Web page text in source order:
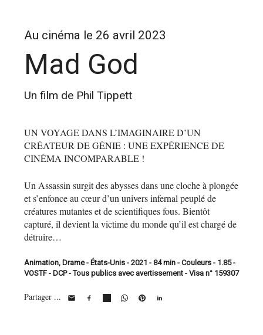
Au cinéma le 26 avril 2023
Mad God
Un film de Phil Tippett
UN VOYAGE DANS L’IMAGINAIRE D’UN
CRÉATEUR DE GÉNIE : UNE EXPÉRIENCE DE
CINÉMA INCOMPARABLE !
Un Assassin surgit des abysses dans une cloche à plongée
et s’enfonce au cœur d’un univers infernal peuplé de
créatures mutantes et de scientifiques fous. Bientôt
capturé, il devient la victime du monde qu’il estchargé de
détruire…
Animation, Drame - États-Unis - 2021 - 84 min - Couleurs - 1.85 -
VOSTF - DCP - Tous publics avec avertissement - Visa n° 159307
Partager ...